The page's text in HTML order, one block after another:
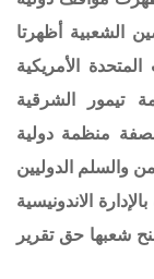
الشعبية أظهرتا
الأمريكية
تيمور الشرقية
بصفة منظمة دولية
والسلم الدوليين
الاندونيسية
شعبها حق تقرير